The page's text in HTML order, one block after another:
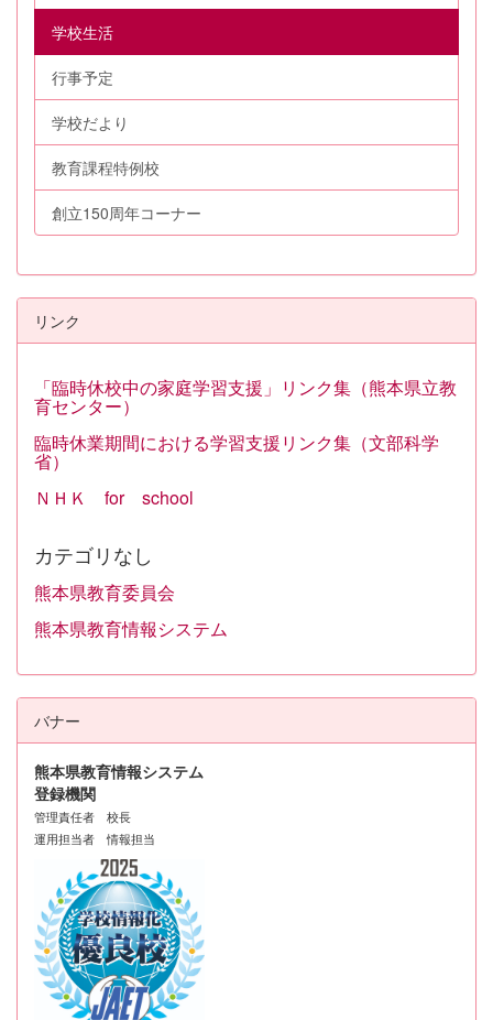
学校生活
行事予定
学校だより
教育課程特例校
創立150周年コーナー
リンク
「臨時休校中の家庭学習支援」リンク集（熊本県立教
育センター）
臨時休業期間における学習支援リンク集（文部科学
省）
ＮＨＫ for school
カテゴリなし
熊本県教育委員会
熊本県教育情報システム
バナー
熊本県教育情報システム
登録機関
管理責任者 校長
運用担当者 情報担当